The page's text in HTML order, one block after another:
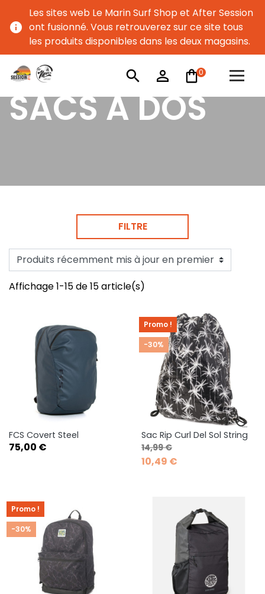
info
Les sites web Le Marin Surf Shop et After Session
ont fusionné. Vous retrouverez sur ce site tous
les produits disponibles dans les deux magasins.
search person_outline 0
SACS À DOS
FILTRE
Affichage 1-15 de 15 article(s)
FCS Covert Steel
Prix
75,00 €
Sac Rip Curl Del Sol String
Prix de base
14,99 €Prix
10,49 €
Promo !
-30%
Promo !
-30%